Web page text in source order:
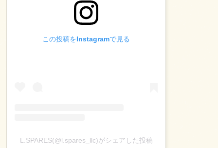
この投稿をInstagramで見る
L.SPARES(@l.spares_llc)がシェアした投稿